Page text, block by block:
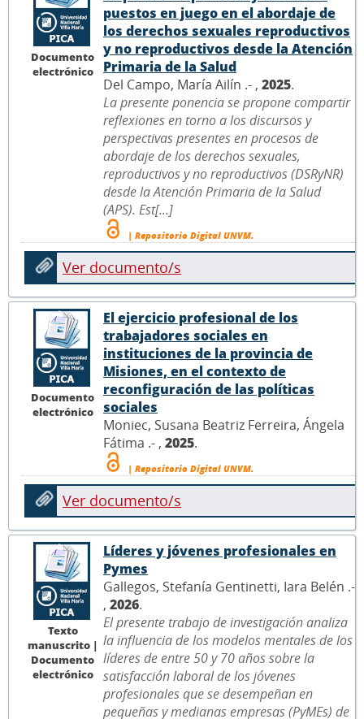
Documento
electrónico
puestos en juego en el abordaje de
los derechos sexuales reproductivos
y no reproductivos desde la Atención
Primaria de la Salud
Del Campo, María Ailín .- , 2025.
La presente ponencia se propone compartir
reflexiones en torno a los discursos y
perspectivas presentes en procesos de
abordaje de los derechos sexuales,
reproductivos y no reproductivos (DSRyNR)
desde la Atención Primaria de la Salud
(APS). Est[...]
| Repositorio Digital UNVM.
Ver documento/s
Documento
electrónico
El ejercicio profesional de los
trabajadores sociales en
instituciones de la provincia de
Misiones, en el contexto de
reconfiguración de las políticas
sociales
Moniec, Susana Beatriz Ferreira, Ángela
Fátima .- , 2025.
| Repositorio Digital UNVM.
Ver documento/s
Texto
manuscrito |
Documento
electrónico
Líderes y jóvenes profesionales en
Pymes
Gallegos, Stefanía Gentinetti, Iara Belén .-
, 2026.
El presente trabajo de investigación analiza
la influencia de los modelos mentales de los
líderes de entre 50 y 70 años sobre la
satisfacción laboral de los jóvenes
profesionales que se desempeñan en
pequeñas y medianas empresas (PyMEs) de